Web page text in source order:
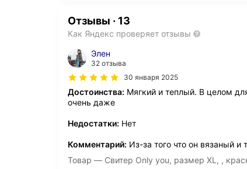
Отзывы · 13
Как Яндекс проверяет отзывы
Элен
32 отзыва
30 января 2025
Достоинства: Мягкий и теплый. В целом
очень даже
Недостатки: Нет
Комментарий: Из-за того что он вязаный и
Товар — Свитер Only you, размер XL, ,